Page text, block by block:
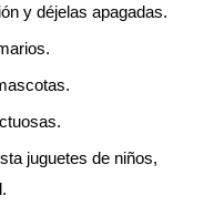
y déjelas apagadas.
juguetes de niños,